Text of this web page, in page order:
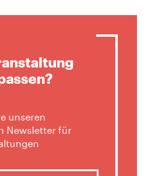
unseren
Newsletter für